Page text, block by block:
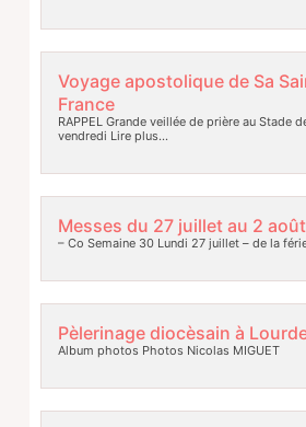
Voyage apostolique de Sa
France
RAPPEL Grande veillée de prière au Stade
vendredi Lire plus…
Messes du 27 juillet au 2
– Co Semaine 30 Lundi 27 juillet – de la
Pèlerinage diocèsain à
Album photos Photos Nicolas MIGUET